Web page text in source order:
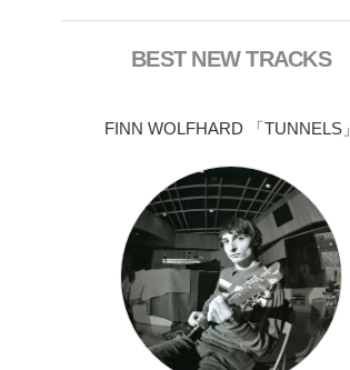
BEST NEW TRACKS
FINN WOLFHARD 「TUNNELS」